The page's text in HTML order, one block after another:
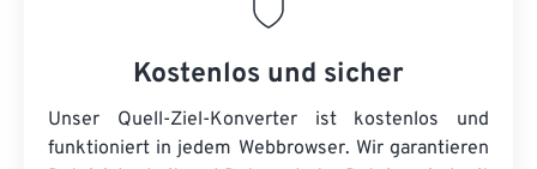
Kostenlos und sicher
Unser Quell-Ziel-Konverter ist kostenlos und
funktioniert in jedem Webbrowser. Wir garantieren